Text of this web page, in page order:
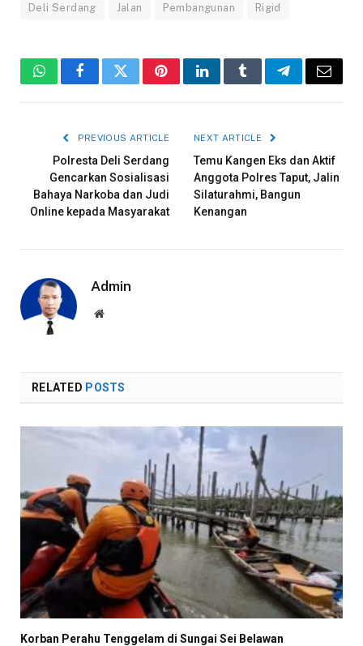
Deli Serdang Jalan Pembangunan Rigid
WhatsAppFacebookTwitterPinterestLinkedInTumblrTelegramEmail
PREVIOUS ARTICLE
Polresta Deli Serdang
Gencarkan Sosialisasi
Bahaya Narkoba dan Judi
Online kepada Masyarakat
NEXT ARTICLE
Temu Kangen Eks dan Aktif
Anggota Polres Taput, Jalin
Silaturahmi, Bangun
Kenangan
Admin
Website
RELATED POSTS
Korban Perahu Tenggelam di Sungai Sei Belawan